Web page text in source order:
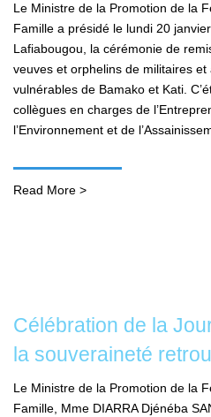
Le Ministre de la Promotion de la
Famille a présidé le lundi 20
Lafiabougou, la cérémonie de
veuves et orphelins de militaires et
vulnérables de Bamako et Kati.
collègues en charges de
l’Environnement et de
Read More >
Célébration de la
la souveraineté
Le Ministre de la Promotion de la
Famille, Mme DIARRA Djénéba